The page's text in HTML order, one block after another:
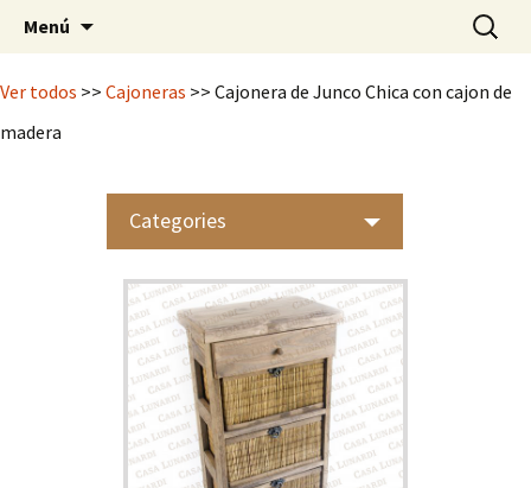
Casa Lunardi
Mimbrería Artesanal
Menú
Buscar:
Ver todos >> Cajoneras >> Cajonera de Junco Chica con cajon de
madera
Categories